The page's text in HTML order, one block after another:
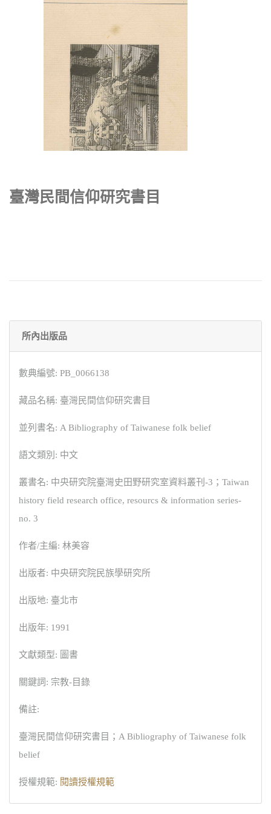
臺灣民間信仰研究書目
所內出版品
數典編號: PB_0066138
藏品名稱: 臺灣民間信仰研究書目
並列書名: A Bibliography of Taiwanese folk belief
語文類別: 中文
叢書名: 中央研究院臺灣史田野研究室資料叢刊-3；Taiwan
history field research office, resourcs & information series-
no. 3
作者/主編: 林美容
出版者: 中央研究院民族學研究所
出版地: 臺北市
出版年: 1991
文獻類型: 圖書
關鍵詞: 宗教-目錄
備註:
臺灣民間信仰研究書目；A Bibliography of Taiwanese folk
belief
授權規範: 閱讀授權規範